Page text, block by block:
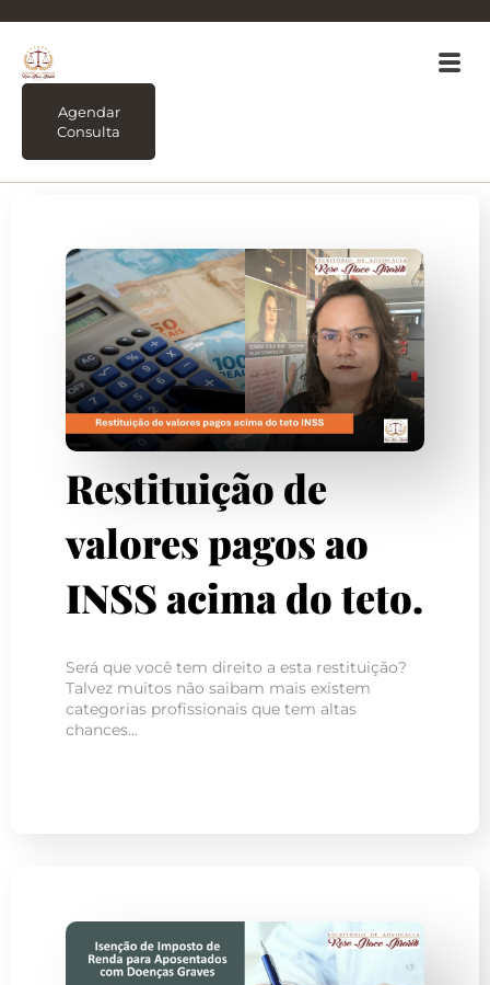
Agendar
Consulta
Restituição de
valores pagos ao
INSS acima do teto.
Será que você tem direito a esta restituição?
Talvez muitos não saibam mais existem
categorias profissionais que tem altas
chances…